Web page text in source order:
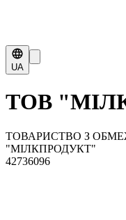
UA
ТОВ
ТОВАРИСТВО З
"МІЛКПРОДУКТ"
42736096